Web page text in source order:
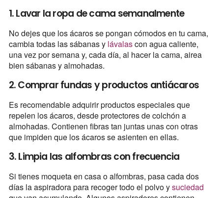
1. Lavar la ropa de cama semanalmente
No dejes que los ácaros se pongan cómodos en tu cama,
cambia todas las sábanas y lávalascon agua caliente,
una vez por semana y, cada día, al hacer la cama, airea
bien sábanas y almohadas.
2. Comprar fundas y productos antiácaros
Es recomendable adquirir productos especiales que
repelen los ácaros, desde protectores de colchón a
almohadas. Contienen fibras tan juntas unas con otras
que impiden que los ácaros se asienten en ellas.
3. Limpia las alfombras con frecuencia
Si tienes moqueta en casa o alfombras, pasa cada dos
días la aspiradora para recoger todo el polvo ysuciedad